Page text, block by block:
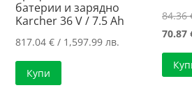
батерии и зарядно
Karcher 36 V / 7.5 Ah
817.04€ / 1,597.99 лв.
Купи
84.36
70.87